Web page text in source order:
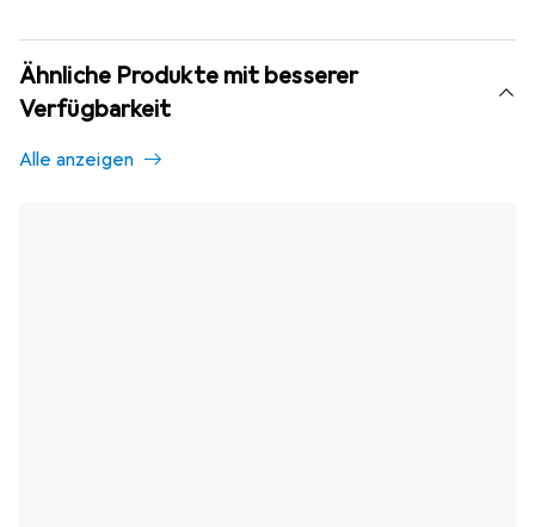
Ähnliche Produkte mit besserer
Verfügbarkeit
Alle anzeigen